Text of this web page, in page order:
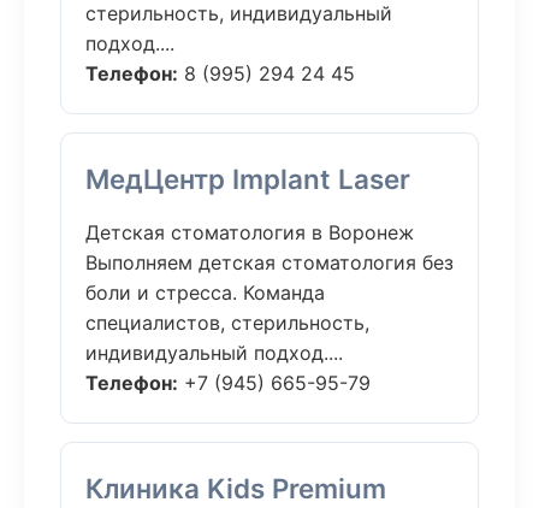
стерильность, индивидуальный
подход....
Телефон: 8 (995) 294 24 45
МедЦентр Implant Laser
Детская стоматология в Воронеж
Выполняем детская стоматология без
боли и стресса. Команда
специалистов, стерильность,
индивидуальный подход....
Телефон: +7 (945) 665-95-79
Клиника Kids Premium